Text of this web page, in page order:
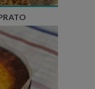
: 10 min
min